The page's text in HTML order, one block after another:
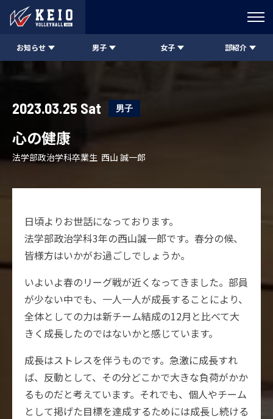
お知らせ 男子 女子 部紹介
2023.03.25 Sat 男子
心の健康
法学部政治学科卒業生 西山 誠一郎
日頃よりお世話になっております。
法学部政治学科3年の西山誠一郎です。春分の候、
皆様方はいかがお過ごしでしょうか。
いよいよ春のリーグ戦が近くなってきました。部員
が少ない中でも、一人一人が成長することにより、
全体としての力は新チーム結成の12月と比べて大
きく成長したのではないかと感じています。
成長はストレスを伴うものです。急激に成長すれ
ば、反動として、その分どこかで大きな負荷がかか
るものだと考えています。それでも、個人やチーム
として掲げた目標を達成するためには成長し続ける